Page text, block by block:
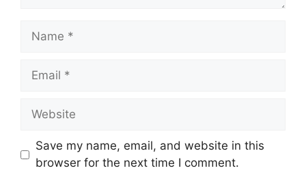
Name
Email
Website
Save my name, email, and website in this
browser for the next time I comment.